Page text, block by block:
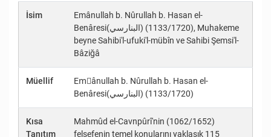
İsim
Emânullah b. Nûrullah b. Hasan el-
Benâresi(البنارسي) (1133/1720), Muhakeme
beyne Sahibi'l-ufuki'l-mübîn ve Sahibi Şemsi'l-
Bâziğâ
Müellif
Emِânullah b. Nûrullah b. Hasan el-
Benâresi(البنارسي) (1133/1720)
Kısa
Tanıtım
Mahmûd el-Cavnpûrî'nin (1062/1652)
felsefenin temel konularını yaklaşık 115